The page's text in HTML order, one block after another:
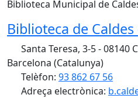
Biblioteca Municipal de
Biblioteca de
Santa Teresa, 3-5 - 08140
Barcelona (Catalunya)
Telèfon: 93 862 67 56
Adreça electrònica: